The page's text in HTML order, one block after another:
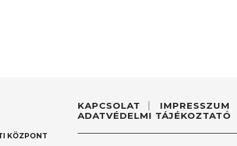
KÖZPONT
KAPCSOLAT IMPRESSZUM
ADATVÉDELMI TÁJÉKOZTATÓ